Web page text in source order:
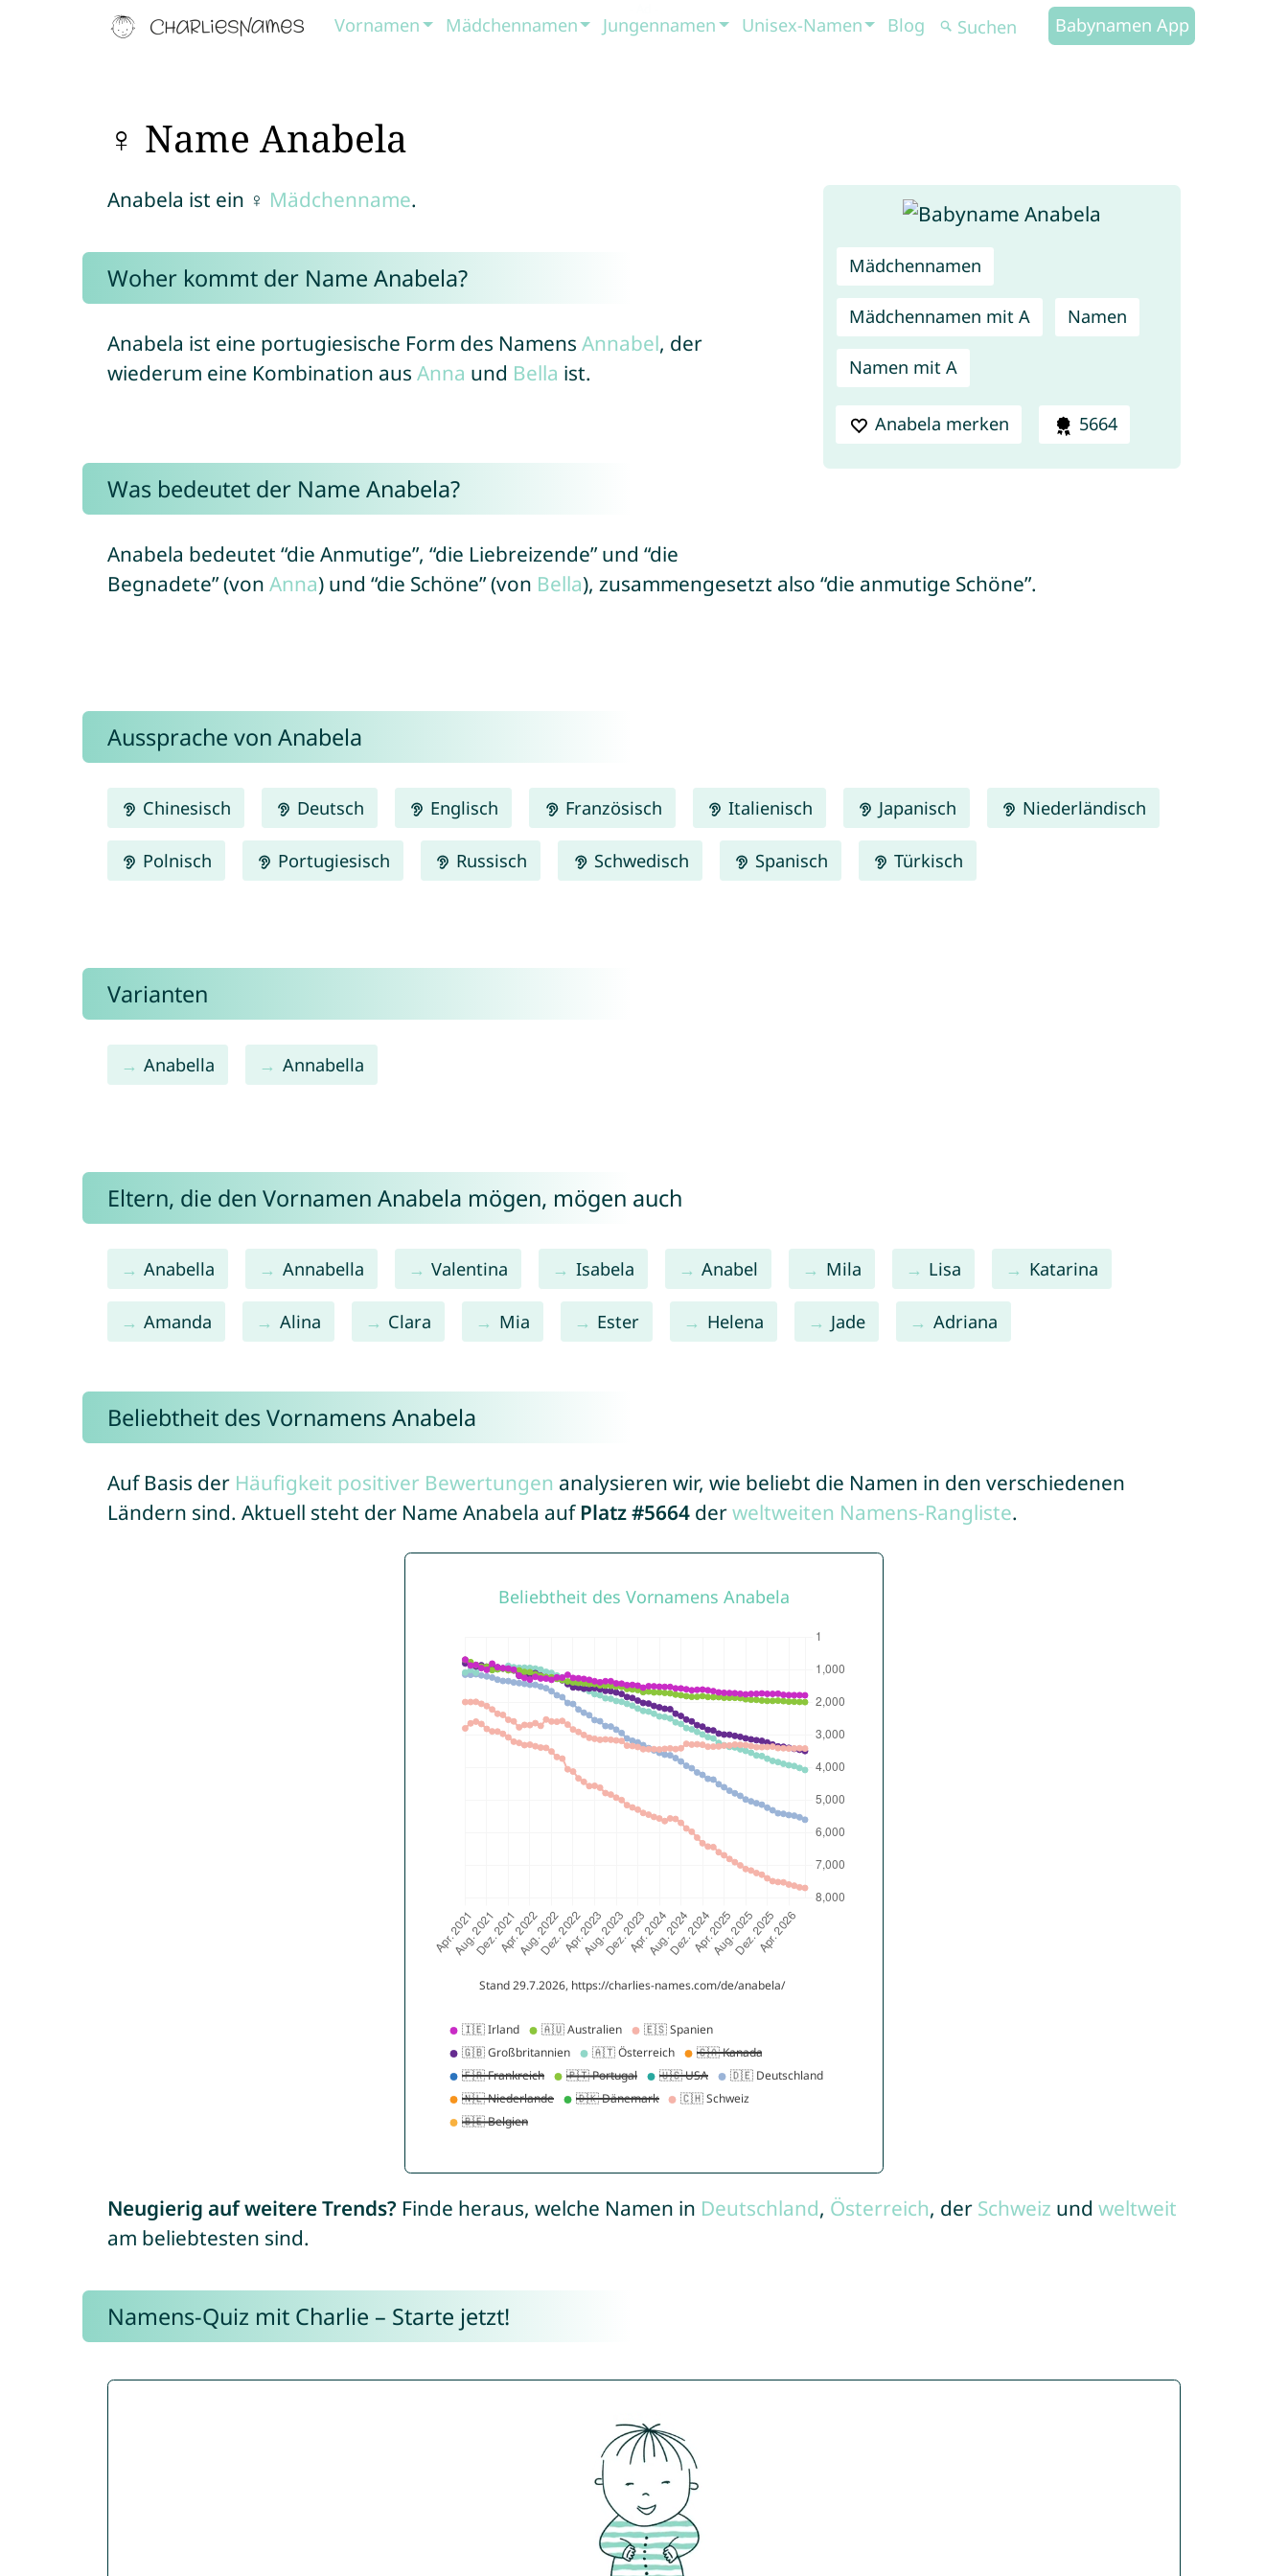
Vornamen Mädchennamen Jungennamen Unisex-Namen Blog Babynamen App
♀ Name Anabela
Mädchennamen
Mädchennamen mit A Namen
Namen mit A
Anabela merken 5664
Anabela ist ein ♀ Mädchenname.
Woher kommt der Name Anabela?
Anabela ist eine portugiesische Form des Namens Annabel, der
wiederum eine Kombination aus Anna und Bella ist.
Was bedeutet der Name Anabela?
Anabela bedeutet “die Anmutige”, “die Liebreizende” und “die
Begnadete” (von Anna) und “die Schöne” (von Bella), zusammengesetzt also “die anmutige Schöne”.
Aussprache von Anabela
Chinesisch Deutsch Englisch Französisch Italienisch Japanisch Niederländisch
Polnisch Portugiesisch Russisch Schwedisch Spanisch Türkisch
Varianten
Anabella Annabella
Eltern, die den Vornamen Anabela mögen, mögen auch
Anabella Annabella Valentina Isabela Anabel Mila Lisa Katarina
Amanda Alina Clara Mia Ester Helena Jade Adriana
Beliebtheit des Vornamens Anabela
Auf Basis der Häufigkeit positiver Bewertungen analysieren wir, wie beliebt die Namen in den verschiedenen
Ländern sind. Aktuell steht der Name Anabela auf Platz #5664derweltweiten Namens-Rangliste.
Neugierig auf weitere Trends? Finde heraus, welche Namen in Deutschland, Österreich, der Schweiz und weltweit
am beliebtesten sind.
Namens-Quiz mit Charlie – Starte jetzt!